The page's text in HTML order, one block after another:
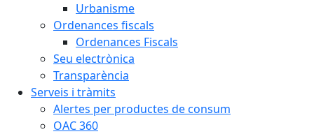
Urbanisme
Ordenances fiscals
Ordenances Fiscals
Seu electrònica
Transparència
Serveis i tràmits
Alertes per productes de consum
OAC 360